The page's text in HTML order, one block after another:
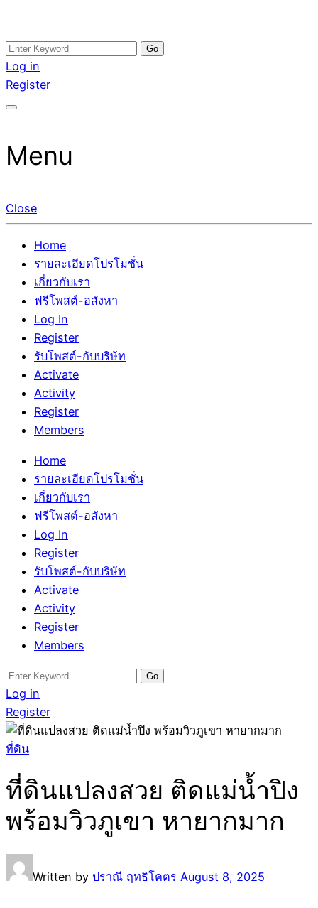
Skip
to
content
อสังหาโพสต์ รีวิวเยอะ รับจ้างโพสต์ขายบ้าน รับจ้างโพสต์อสัง
หา แตกต่างอย่างตั้งใจ รับรองผล อันดับ1 การโพสต์ขายอสังหา
กับทีมงานบริษัท บ้าน ที่ดิน คอนโด ติดGoogleหน้าแรกได้จริงๆ
รับจ้างโพสอสังหา ขายบ้าน อสังหาโพสต์ เชื่อถือได้จริง รับ
โพสต์ ที่ดิน กับทีมงานบริษัท ถูกและดีที่สุด ไม่มีค่านายหน้า
ขายได้จริงๆ ช่วยสร้างโอกาสในการขายได้มากกว่า ที่เดียว ที่
Search
for:
Log in
Register
Menu
Close
Home
รายละเอียดโปรโมชั่น
เกี่ยวกับเรา
ฟรีโพสต์-อสังหา
Log In
Register
รับโพสต์-กับบริษัท
Activate
Activity
Register
Members
Home
รายละเอียดโปรโมชั่น
เกี่ยวกับเรา
ฟรีโพสต์-อสังหา
Log In
Register
รับโพสต์-กับบริษัท
Activate
Activity
Register
Members
Search
for:
Log in
Register
ที่ดิน
ที่ดินแปลงสวย ติดแม่น้ำปิง
พร้อมวิวภูเขา หายากมาก
Written by ปราณี ฤทธิโคตร August 8, 2025